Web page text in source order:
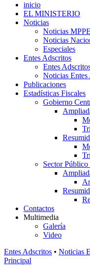
inicio
EL MINISTERIO
Noticias
Noticias
Noticias
Especiales
Entes Adscritos
Entes
Noticias Entes
Publicaciones
Estadísticas Fiscales
Gobierno
Sector
Contactos
Multimedia
Galería
Video
Entes Adscritos • Noticias
Principal